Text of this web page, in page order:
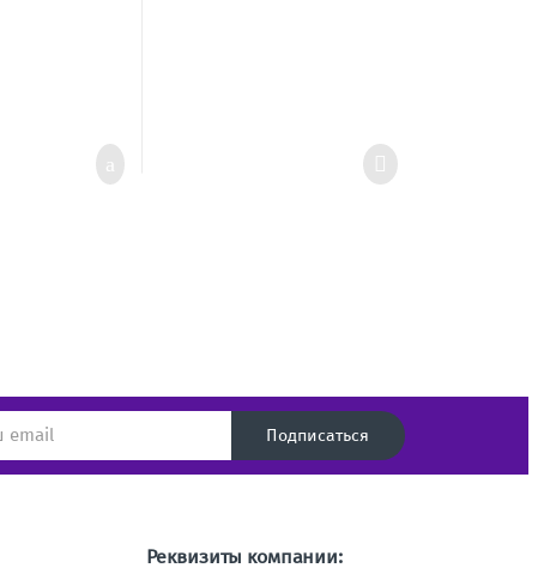
Подписаться
Реквизиты компании: